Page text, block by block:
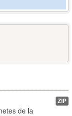
de la
ZIP